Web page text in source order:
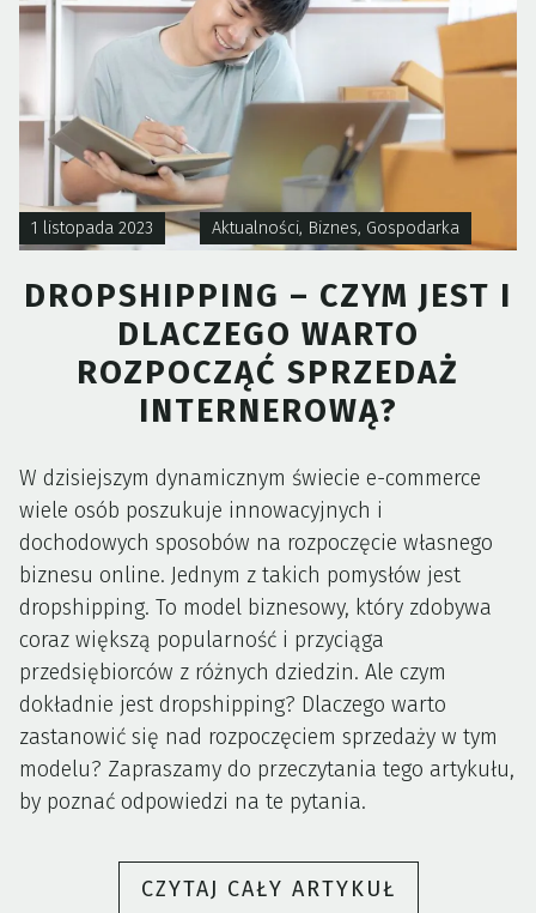
RZYMIE”
1 listopada 2023 Aktualności, Biznes, Gospodarka
DROPSHIPPING – CZYM JEST I
DLACZEGO WARTO
ROZPOCZĄĆ SPRZEDAŻ
INTERNEROWĄ?
W dzisiejszym dynamicznym świecie e-commerce
wiele osób poszukuje innowacyjnych i
dochodowych sposobów na rozpoczęcie własnego
biznesu online. Jednym z takich pomysłów jest
dropshipping. To model biznesowy, który zdobywa
coraz większą popularność i przyciąga
przedsiębiorców z różnych dziedzin. Ale czym
dokładnie jest dropshipping? Dlaczego warto
zastanowić się nad rozpoczęciem sprzedaży w tym
modelu? Zapraszamy do przeczytania tego artykułu,
by poznać odpowiedzi na te pytania.
CZYTAJ CAŁY ARTYKUŁ